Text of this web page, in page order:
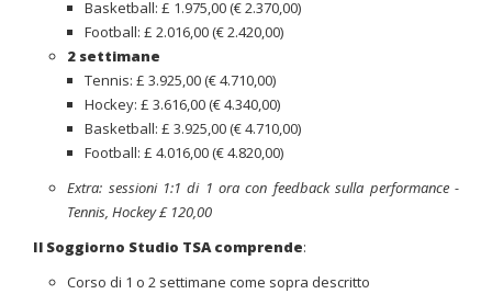
Basketball: £ 1.975,00 (€ 2.370,00)
Football: £ 2.016,00 (€ 2.420,00)
2 settimane
Tennis: £ 3.925,00 (€ 4.710,00)
Hockey: £ 3.616,00 (€ 4.340,00)
Basketball: £ 3.925,00 (€ 4.710,00)
Football: £ 4.016,00 (€ 4.820,00)
Extra: sessioni 1:1 di 1 ora con feedback sulla performance -
Tennis, Hockey £ 120,00
Il Soggiorno Studio TSA comprende:
Corso di 1 o 2 settimane come sopra descritto